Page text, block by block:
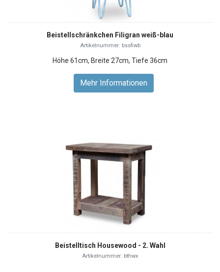
Beistellschränkchen Filigran weiß-blau
Artikelnummer: bssfiwb
Höhe 61cm, Breite 27cm, Tiefe 36cm
Mehr Informationen
Beistelltisch Housewood - 2. Wahl
Artikelnummer: bthwx